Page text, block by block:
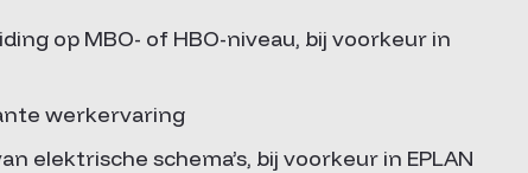
op MBO- of HBO-niveau, bij voorkeur in
werkervaring
elektrische schema’s, bij voorkeur in EPLAN